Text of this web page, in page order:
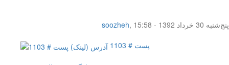
soozheh,
پنج‌شنبه 30 خرداد 1392 - 15:58
پست # 1103